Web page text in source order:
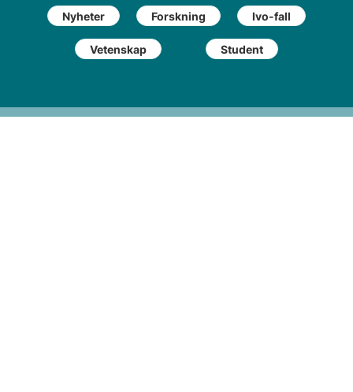
Nyheter Forskning Ivo-fall
Vetenskap Student